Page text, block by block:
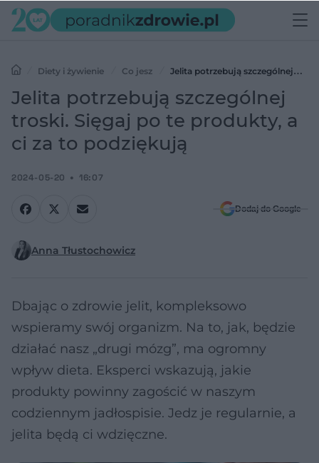
Diety i żywienie Co jesz
Jelita potrzebują szczególnej
troski. Sięgaj po te produkty, a ci za to podziękują
Jelita potrzebują szczególnej
troski. Sięgaj po te produkty, a
ci za to podziękują
2024-05-20 16:07
Dodaj do Google
Anna Tłustochowicz
Dbając o zdrowie jelit, kompleksowo
wspieramy swój organizm. Na to, jak, będzie
działać nasz „drugi mózg”, ma ogromny
wpływ dieta. Eksperci wskazują, jakie
produkty powinny zagościć w naszym
codziennym jadłospisie. Jedz je regularnie, a
jelita będą ci wdzięczne.